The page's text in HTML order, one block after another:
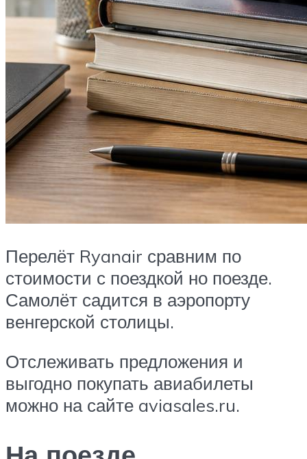
Перелёт Ryanair сравним по
стоимости с поездкой но поезде.
Самолёт садится в аэропорту
венгерской столицы.
Отслеживать предложения и
выгодно покупать авиабилеты
можно на сайте aviasales.ru.